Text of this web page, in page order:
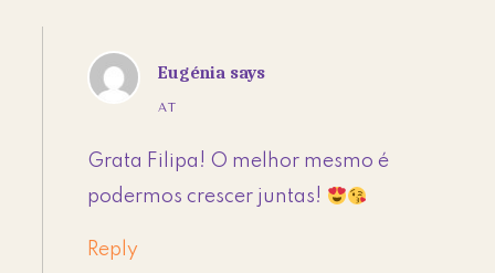
Eugénia says
AT
Grata Filipa! O melhor mesmo é
podermos crescer juntas!
Reply